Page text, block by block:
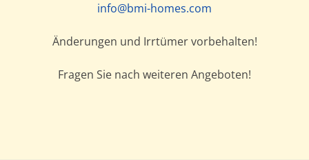
info@bmi-homes.com
Änderungen und Irrtümer vorbehalten!
Fragen Sie nach weiteren Angeboten!